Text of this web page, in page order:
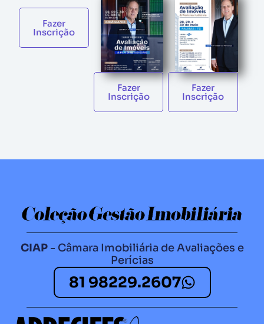
Fazer
Inscrição
Fazer
Inscrição
Fazer
Inscrição
CIAP- Câmara Imobiliária de Avaliações e
Perícias
81 98229.2607​